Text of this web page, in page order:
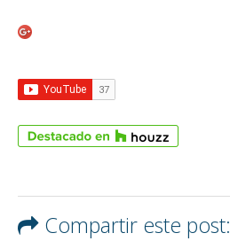
Compartir este post: